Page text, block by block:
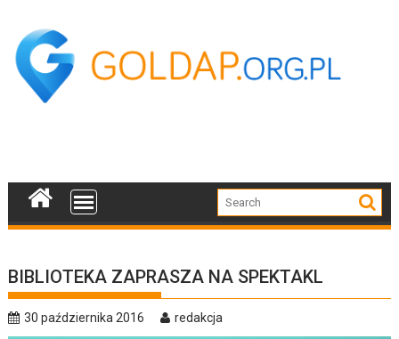
content
BIBLIOTEKA ZAPRASZA NA SPEKTAKL
30 października 2016 redakcja